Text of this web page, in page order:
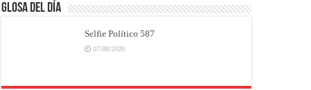
Glosa del Día
Selfie Político 587
07/08/2026